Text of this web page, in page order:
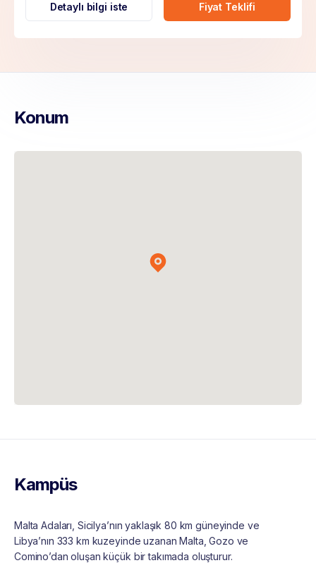
Detaylı bilgi iste Fiyat Teklifi
Konum
Kampüs
Malta Adaları, Sicilya’nın yaklaşık 80 km güneyinde ve
Libya’nın 333 km kuzeyinde uzanan Malta, Gozo ve
Comino’dan oluşan küçük bir takımada oluşturur.